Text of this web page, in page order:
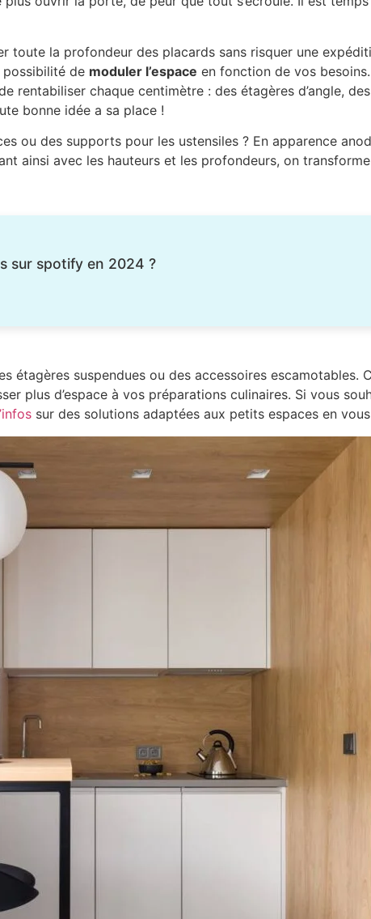
toute la profondeur des placards sans risquer une
de moduler l’espace en fonction de vos
rentabiliser chaque centimètre : des étagères d’angle,
bonne idée a sa place !
ou des supports pour les ustensiles ? En apparence
ainsi avec les hauteurs et les profondeurs, on
sur spotify en 2024 ?
étagères suspendues ou des accessoires escamotables.
plus d’espace à vos préparations culinaires. Si vous
sur des solutions adaptées aux petits espaces en